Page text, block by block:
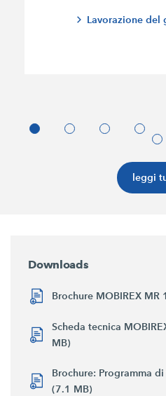
Lavorazione del
leggi
Downloads
Brochure MOBIREX
Scheda tecnica
MB)
Brochure: Programma
(7.1 MB)